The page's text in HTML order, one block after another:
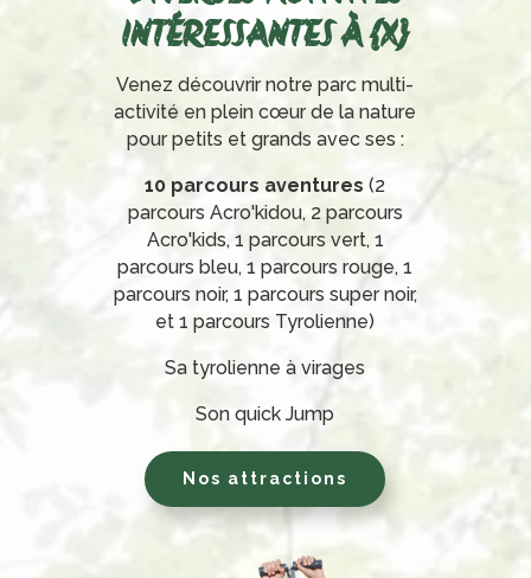
INTÉRESSANTES À {X}
Venez découvrir notre parc multi-
activité en plein cœur de la nature
pour petits et grands avec ses :
10 parcours aventures(2
parcours Acro'kidou, 2 parcours
Acro'kids, 1 parcours vert, 1
parcours bleu, 1 parcours rouge, 1
parcours noir, 1 parcours super noir,
et 1 parcours Tyrolienne)
Sa tyrolienne à virages
Son quick Jump
Nos attractions